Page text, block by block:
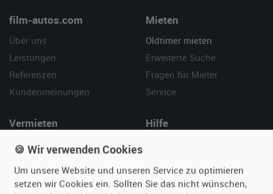
film-autos.com
Über uns
Leistungen
Referenzen
Kundenmeinungen
Mieten
Oldtimer mieten
Erweiterte Suche
Fragen für Mieter
Service
Vermieten
Oldtimer anmelden
Fragen für Vermieter
Hilfe
Kontakt
🍪 Wir verwenden Cookies
Um unsere Website und unseren Service zu optimieren
setzen wir Cookies ein. Sollten Sie das nicht wünschen,